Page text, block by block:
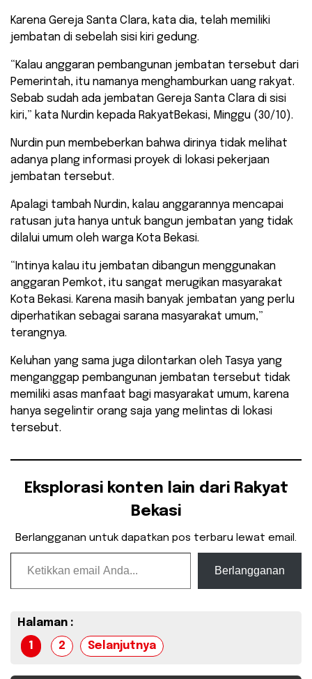
Karena Gereja Santa Clara, kata dia, telah memiliki
jembatan di sebelah sisi kiri gedung.
“Kalau anggaran pembangunan jembatan tersebut dari
Pemerintah, itu namanya menghamburkan uang rakyat.
Sebab sudah ada jembatan Gereja Santa Clara di sisi
kiri,” kata Nurdin kepada RakyatBekasi, Minggu (30/10).
Nurdin pun membeberkan bahwa dirinya tidak melihat
adanya plang informasi proyek di lokasi pekerjaan
jembatan tersebut.
Apalagi tambah Nurdin, kalau anggarannya mencapai
ratusan juta hanya untuk bangun jembatan yang tidak
dilalui umum oleh warga Kota Bekasi.
“Intinya kalau itu jembatan dibangun menggunakan
anggaran Pemkot, itu sangat merugikan masyarakat
Kota Bekasi. Karena masih banyak jembatan yang perlu
diperhatikan sebagai sarana masyarakat umum,”
terangnya.
Keluhan yang sama juga dilontarkan oleh Tasya yang
menganggap pembangunan jembatan tersebut tidak
memiliki asas manfaat bagi masyarakat umum, karena
hanya segelintir orang saja yang melintas di lokasi
tersebut.
Eksplorasi konten lain dari Rakyat
Bekasi
Berlangganan untuk dapatkan pos terbaru lewat email.
Ketikkan email Anda...
Berlangganan
Halaman :
1
2 Selanjutnya